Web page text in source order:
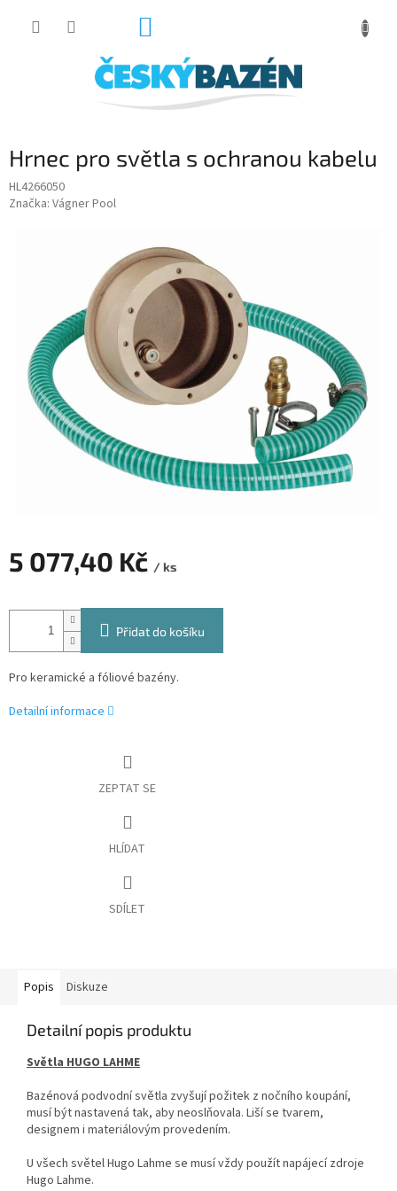
Hrnec pro světla s ochranou kabelu
HL4266050
Značka: Vágner Pool
5 077,40 Kč / ks
cena:
Přidat do košíku
Pro keramické a fóliové bazény.
Detailní informace
ZEPTAT SE
HLÍDAT
SDÍLET
Popis Diskuze
Detailní popis produktu
Světla HUGO LAHME
Bazénová podvodní světla zvyšují požitek z nočního koupání,
musí být nastavená tak, aby neoslňovala. Liší se tvarem,
designem i materiálovým provedením.
U všech světel Hugo Lahme se musí vždy použít napájecí zdroje
Hugo Lahme.